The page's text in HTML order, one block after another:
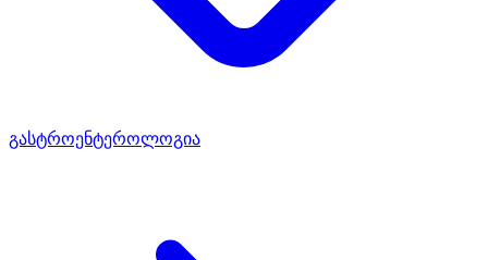
გასტროენტეროლოგია